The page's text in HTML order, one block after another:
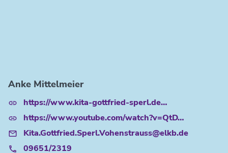
Anke Mittelmeier
https://www.kita-gottfried-sperl.de…
https://www.youtube.com/watch?v=QtD…
Kita.Gottfried.Sperl.Vohenstrauss@elkb.de
09651/2319